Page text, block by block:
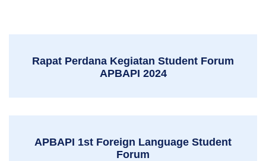
Rapat Perdana Kegiatan Student Forum
APBAPI 2024
APBAPI 1st Foreign Language Student
Forum